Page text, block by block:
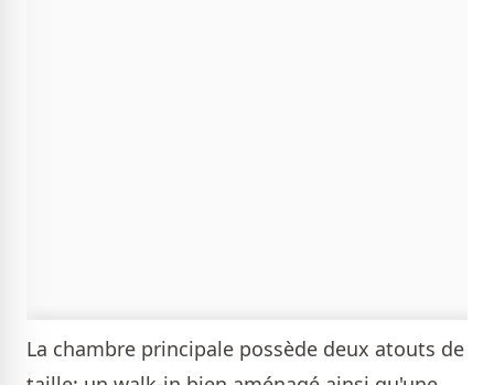
La chambre principale possède deux atouts de